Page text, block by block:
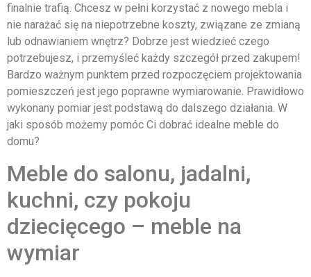
finalnie trafią. Chcesz w pełni korzystać z nowego mebla i
nie narażać się na niepotrzebne koszty, związane ze zmianą
lub odnawianiem wnętrz? Dobrze jest wiedzieć czego
potrzebujesz, i przemyśleć każdy szczegół przed zakupem!
Bardzo ważnym punktem przed rozpoczęciem projektowania
pomieszczeń jest jego poprawne wymiarowanie. Prawidłowo
wykonany pomiar jest podstawą do dalszego działania. W
jaki sposób możemy pomóc Ci dobrać idealne meble do
domu?
Meble do salonu, jadalni,
kuchni, czy pokoju
dziecięcego – meble na
wymiar